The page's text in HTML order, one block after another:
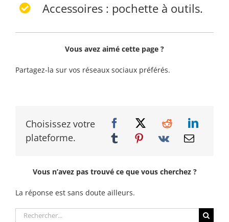
Accessoires : pochette à outils.
Vous avez aimé cette page ?
Partagez-la sur vos réseaux sociaux préférés.
Choisissez votre
plateforme.
Vous n’avez pas trouvé ce que vous cherchez ?
La réponse est sans doute ailleurs.
Rechercher: